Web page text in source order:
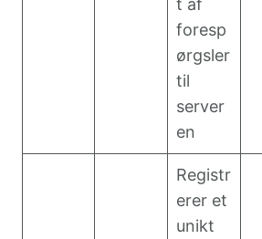
t af
foresp
ørgsler
til
server
en
Registr
erer et
unikt